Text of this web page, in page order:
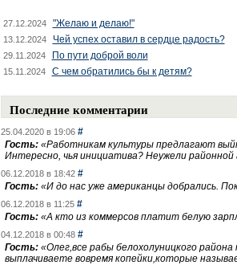
27.12.2024 "Желаю и делаю!"
13.12.2024 Чей успех оставил в сердце радость?
29.11.2024 По пути доброй воли
15.11.2024 С чем обратились бы к детям?
Последние комментарии
25.04.2020 в 19:06 #
Гость: «Работникам культуры предлагают
Интересно, чья инициатива? Неужели
06.12.2018 в 18:42 #
Гость: «И до нас уже американцы добрались.
06.12.2018 в 11:25 #
Гость: «А кто из коммерсов платит белую
04.12.2018 в 00:48 #
Гость: «Олег,все рабы белохолуницкого
выплачиваете вовремя копейки,которые